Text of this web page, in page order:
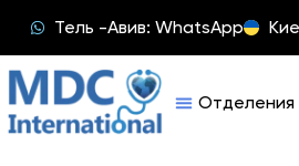
Тель -Авив: WhatsApp